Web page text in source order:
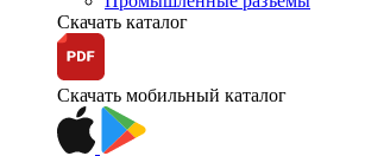
Скачать каталог
Скачать мобильный каталог